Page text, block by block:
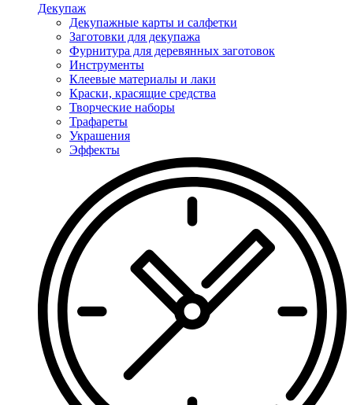
Декупаж
Декупажные карты и салфетки
Заготовки для декупажа
Фурнитура для деревянных заготовок
Инструменты
Клеевые материалы и лаки
Краски, красящие средства
Творческие наборы
Трафареты
Украшения
Эффекты